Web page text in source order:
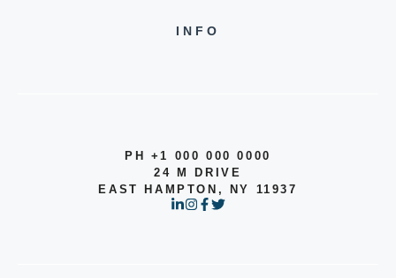
INFO
PH +1 000 000 0000
24 M DRIVE
EAST HAMPTON, NY 11937